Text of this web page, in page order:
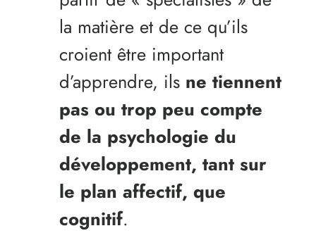
la matière et de ce qu’ils
croient être important
d’apprendre, ils ne tiennent
pas ou trop peu compte
de la psychologie du
développement, tant sur
le plan affectif, que
cognitif.